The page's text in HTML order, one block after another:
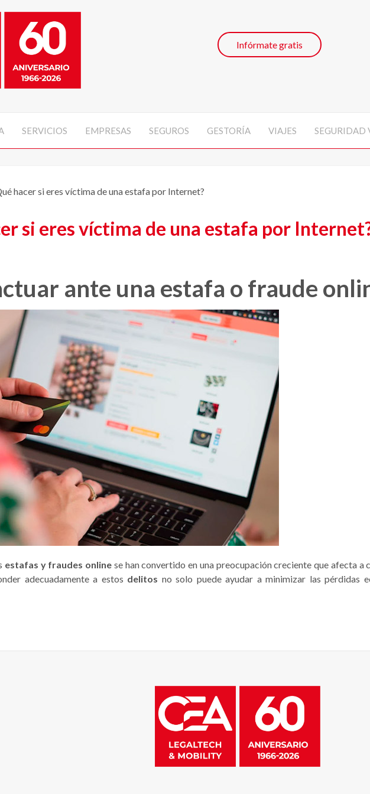
Infórmate gratis
SERVICIOS EMPRESAS SEGUROS GESTORÍA VIAJES SEGURIDAD
hacer si eres víctima de una estafa por Internet?
si eres víctima de una estafa por
ante una estafa o fraude
estafas y fraudes online se han convertido en una preocupación creciente que afecta a
adecuadamente a estos delitos no solo puede ayudar a minimizar las pérdidas